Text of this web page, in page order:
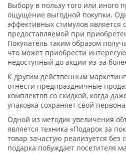
Выбору в пользу того или иного
ощущение выгодной покупки.
эффективных стимулов является
предоставляемой при
Покупатель таким образом
что может приобрести
недоступный до акции из-за
К другим действенным
отнести предпраздничные
комплектов со скидкой, когда
упаковка сохраняет свой
Одной из методик увеличения
является техника «Подарок за
товар зачастую реализуется без
подарка побуждает посетителя